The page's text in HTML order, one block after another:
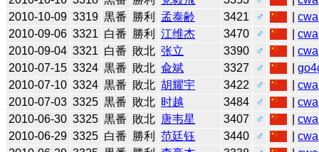
2010-10-09 3319 黒番 勝利 孟泰齢 3421 ♂ |cwa
2010-09-06 3321 白番 勝利 江维杰 3470 ♂ |cwa
2010-09-04 3321 白番 敗北 张立 3390 ♂ |cwa
2010-07-15 3324 黒番 敗北 兪斌 3327 ♂ |
2010-07-10 3324 黒番 敗北 胡耀宇 3422 ♂ |cwa
2010-07-03 3325 黒番 敗北 时越 3484 ♂ |cwa
2010-06-30 3325 黒番 敗北 唐韦星 3407 ♂ |cwa
2010-06-29 3325 白番 勝利 范廷钰 3440 ♂ |cwa